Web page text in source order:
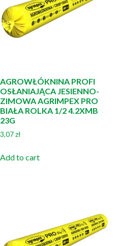
AGROWŁÓKNINA PROFI
OSŁANIAJĄCA JESIENNO-
ZIMOWA AGRIMPEX PRO
BIAŁA ROLKA 1/2 4.2XMB
23G
3,07zł
Add to cart